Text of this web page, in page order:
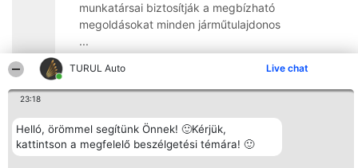
TURUL Auto Live chat
23:18
Helló, örömmel segítünk Önnek! 🙂Kérjük,
kattintson a megfelelő beszélgetési témára! 🙂
munkatársai biztosítják a megbízható
megoldásokat minden járműtulajdonos
...
9.2
Rangsorszervező
SC Beautiful Company S.R.L.
Bulevardul Aleea Timișul De
Népszavazás
Nyertesek
Az összes
Elérhetőség